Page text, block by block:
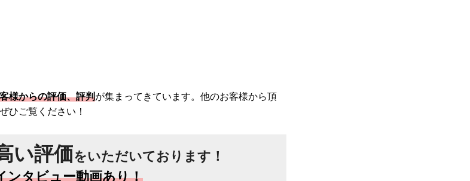
様からの評価、評判が集まってきています。他のお客様から頂
ひご覧ください！
い評価をいただいております！
ンタビュー動画あり！